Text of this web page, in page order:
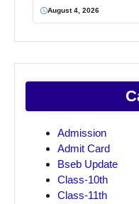
August 4, 2026
Admission
Admit Card
Bseb Update
Class-10th
Class-11th